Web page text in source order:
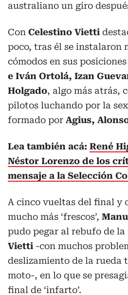
australiano un giro
Con Celestino Vietti
poco, tras él se instalaron
cómodos en sus posiciones
e Iván Ortolá, Izan
Holgado, algo más atrás,
pilotos luchando por la
formado por Agius,
Lea también acá: René
Néstor Lorenzo de los
mensaje a la Selección
A cinco vueltas del final y
mucho más ‘frescos’,
pudo pegar al rebufo de la
Vietti -con muchos
deslizamiento de la rueda
moto-, en lo que se
final de ‘infarto’.